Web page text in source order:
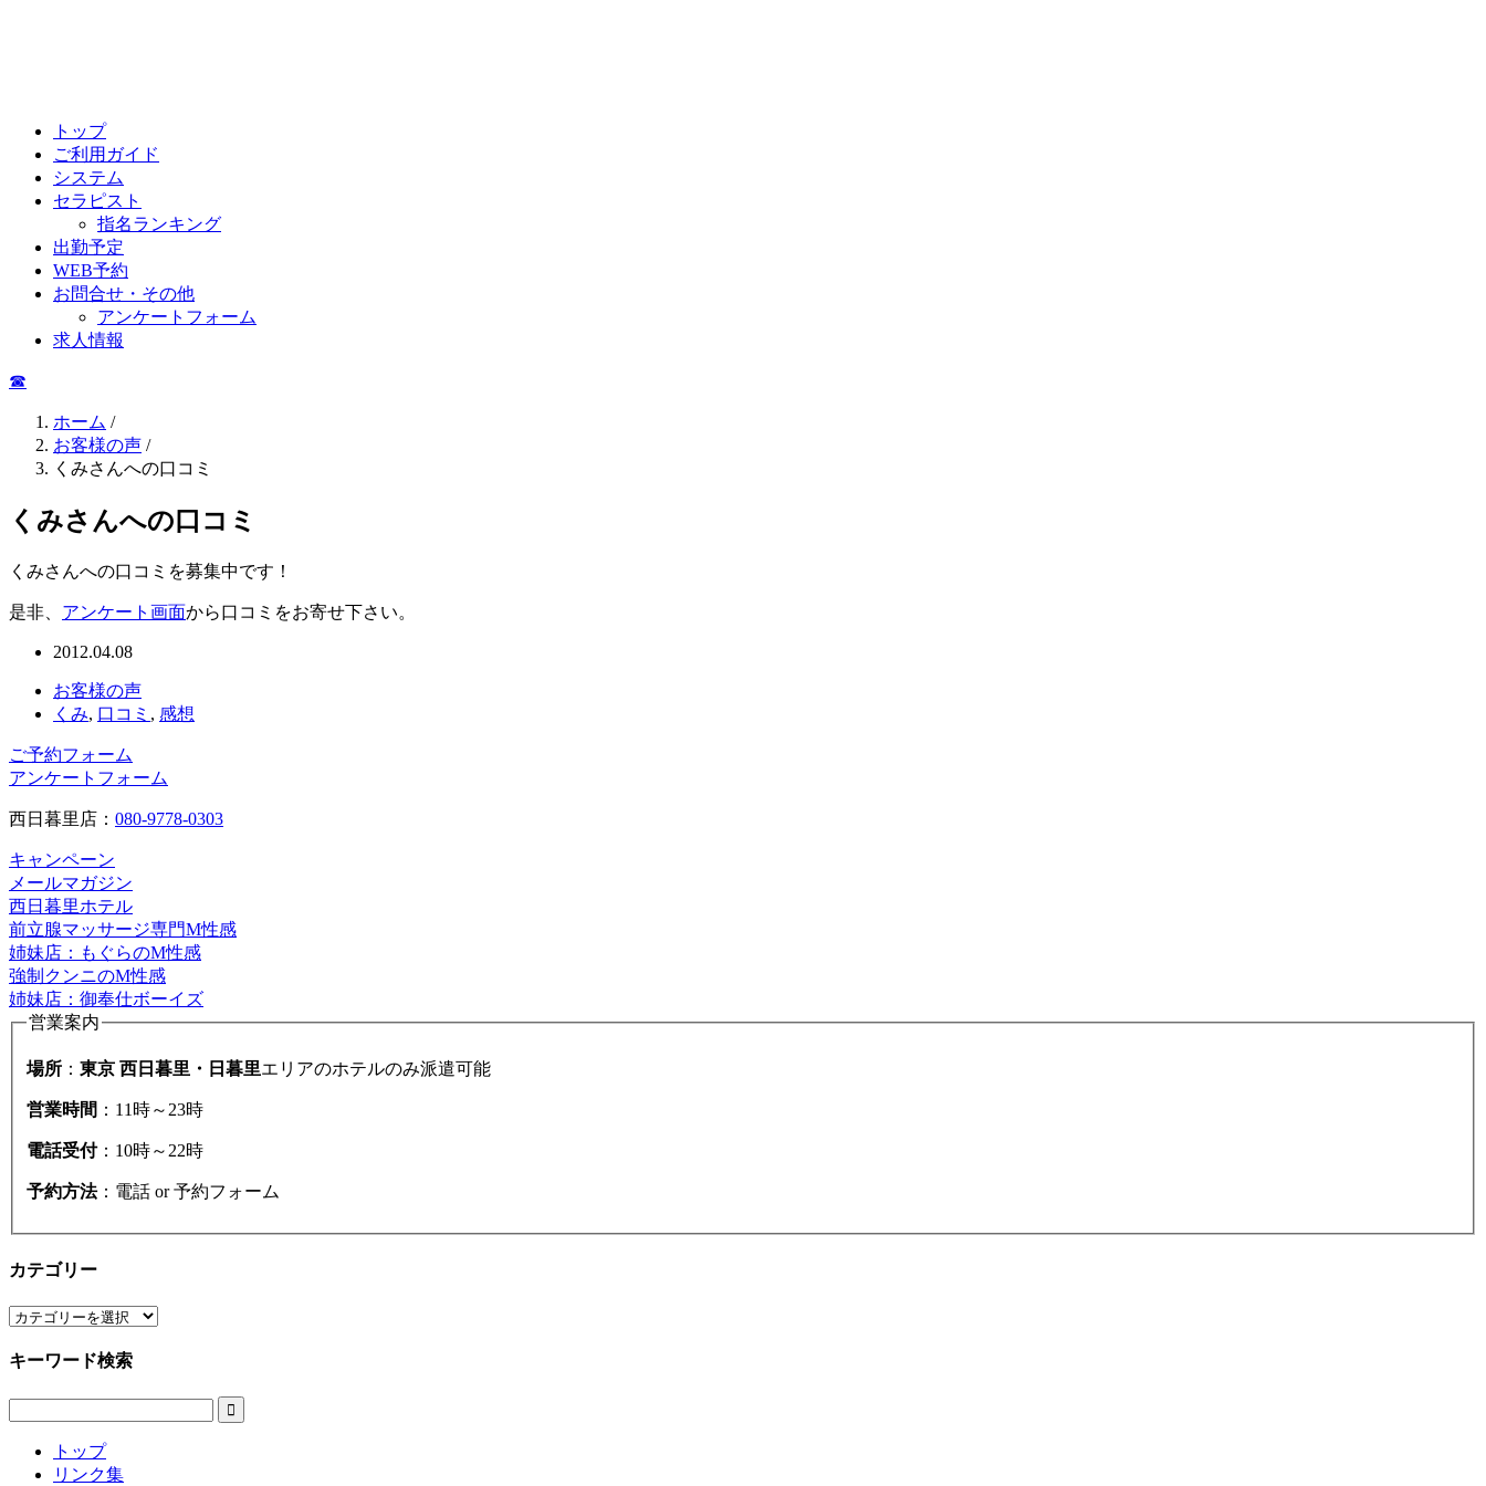
トップ
ご利用ガイド
システム
セラピスト
指名ランキング
出勤予定
WEB予約
お問合せ・その他
アンケートフォーム
求人情報
☎︎
ホーム /
お客様の声 /
くみさんへの口コミ
くみさんへの口コミ
くみさんへの口コミを募集中です！
是非、 アンケート画面から口コミをお寄せ下さい。
2012.04.08
お客様の声
くみ, 口コミ , 感想
ご予約フォーム
アンケートフォーム
西日暮里店： 080-9778-0303
キャンペーン
メールマガジン
西日暮里ホテル
前立腺マッサージ専門M性感
姉妹店：もぐらのM性感
強制クンニのM性感
姉妹店：御奉仕ボーイズ
営業案内
場所 ： 東京 西日暮里・日暮里エリアのホテルのみ派遣可能
営業時間 ：11時～23時
電話受付：10時～22時
予約方法：電話 or 予約フォーム
カテゴリー
カ
ゴ
キーワード検索

トップ
リンク集